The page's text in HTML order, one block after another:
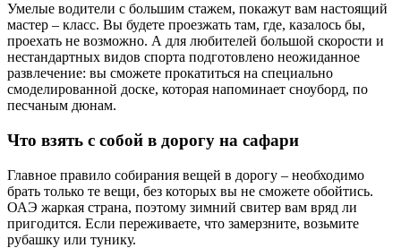
Умелые водители с большим стажем, покажут вам настоящий
мастер – класс. Вы будете проезжать там, где, казалось бы,
проехать не возможно. А для любителей большой скорости и
нестандартных видов спорта подготовлено неожиданное
развлечение: вы сможете прокатиться на специально
смоделированной доске, которая напоминает сноуборд, по
песчаным дюнам.
Что взять с собой в дорогу на сафари
Главное правило собирания вещей в дорогу – необходимо
брать только те вещи, без которых вы не сможете обойтись.
ОАЭ жаркая страна, поэтому зимний свитер вам вряд ли
пригодится. Если переживаете, что замерзните, возьмите
рубашку или тунику.